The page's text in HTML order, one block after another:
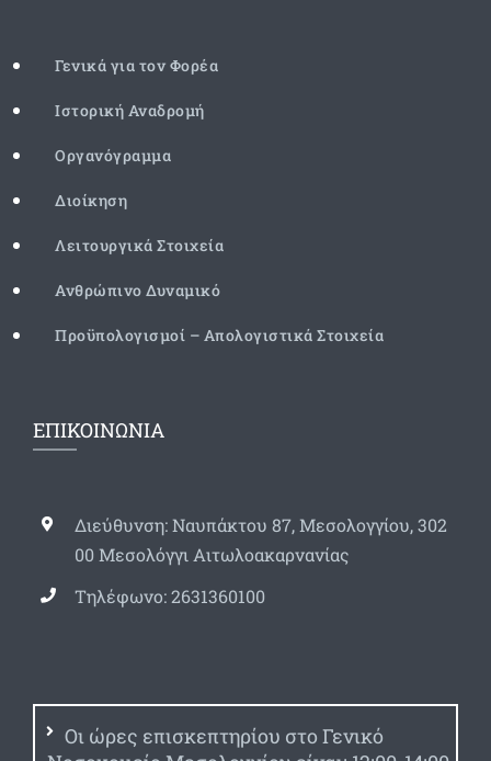
Γενικά για τον Φορέα
Ιστορική Αναδρομή
Οργανόγραμμα
Διοίκηση
Λειτουργικά Στοιχεία
Ανθρώπινο Δυναμικό
Προϋπολογισμοί – Απολογιστικά Στοιχεία
ΕΠΙΚΟΙΝΩΝΙΑ
Διεύθυνση: Ναυπάκτου 87, Μεσολογγίου, 302
00 Μεσολόγγι Αιτωλοακαρνανίας
Τηλέφωνο: 2631360100
Οι ώρες επισκεπτηρίου στο Γενικό